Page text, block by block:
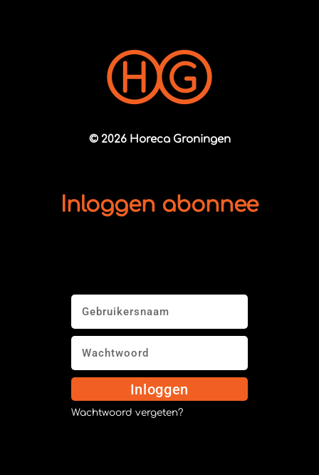
© 2026 Horeca Groningen
Inloggen abonnee
Inloggen
Wachtwoord vergeten?